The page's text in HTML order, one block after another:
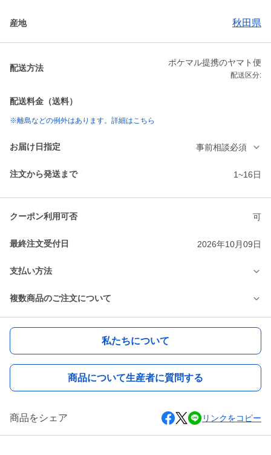
産地 秋田県
配送方法
ポケマル提携のヤマト便
配送区分:
配送料金（送料）
※離島などの例外はあります。詳細はこちら
お届け日指定 事前相談必須
注文から発送まで 1~16日
クーポン利用可否 可
最終注文受付日 2026年10月09日
支払い方法
複数商品のご注文について
私たちについて
商品について生産者に質問する
商品をシェア リンクをコピー